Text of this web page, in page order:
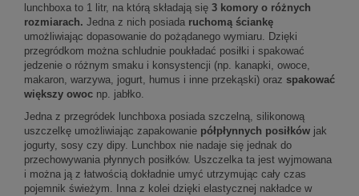
lunchboxa to 1 litr, na którą składają się 3 komory o różnych
rozmiarach. Jedna z nich posiada ruchomą ściankę
umożliwiając dopasowanie do pożądanego wymiaru. Dzięki
przegródkom można schludnie poukładać posiłki i spakować
jedzenie o różnym smaku i konsystencji (np. kanapki, owoce,
makaron, warzywa, jogurt, humus i inne przekąski) oraz spakować
większy owoc np. jabłko.
Jedna z przegródek lunchboxa posiada szczelną, silikonową
uszczelkę umożliwiając zapakowanie półpłynnych posiłków jak
jogurty, sosy czy dipy. Lunchbox nie nadaje się jednak do
przechowywania płynnych posiłków. Uszczelka ta jest wyjmowana
i można ją z łatwością dokładnie umyć utrzymując cały czas
pojemnik świeżym. Inna z kolei dzięki elastycznej nakładce w